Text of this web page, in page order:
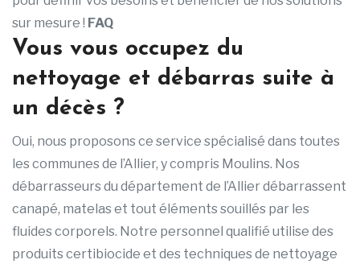
sur mesure ! FAQ
Vous vous occupez du
nettoyage et débarras suite à
un décès ?
Oui, nous proposons ce service spécialisé dans toutes
les communes de l’Allier, y compris Moulins. Nos
débarrasseurs du département de l’Allier débarrassent
canapé, matelas et tout éléments souillés par les
fluides corporels. Notre personnel qualifié utilise des
produits certibiocide et des techniques de nettoyage